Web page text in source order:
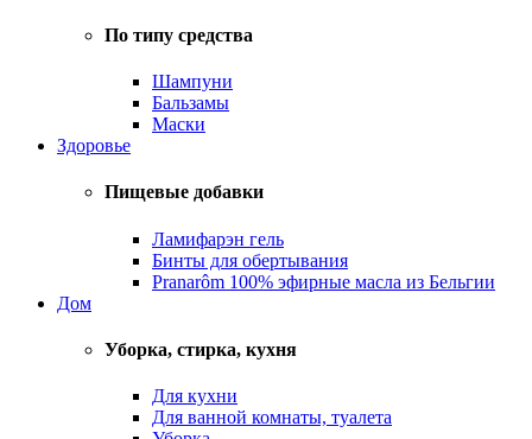
По типу средства
Шампуни
Бальзамы
Маски
Здоровье
Пищевые добавки
Ламифарэн гель
Бинты для обертывания
Pranarôm 100% эфирные масла из Бельгии
Дом
Уборка, стирка, кухня
Для кухни
Для ванной комнаты, туалета